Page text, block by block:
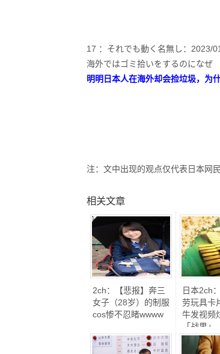
17 ：それでも動く名無し：2023/
海外ではゴミ拾いをするのになぜ
明明日本人在海外却会捡垃圾，为
注：文中出现的观点仅代表日本网
相关文章
2ch：【悲报】奔三
女子（28岁）的制服
cos惨不忍睹wwww
日本2ch
劳玩具卡
牛发视频
「战果」